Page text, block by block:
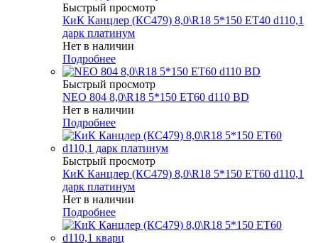
Быстрый просмотр
КиК Канцлер (КС479) 8,0\R18 5*150 ET40 d110,1
дарк платинум
Нет в наличии
Подробнее
Быстрый просмотр
NEO 804 8,0\R18 5*150 ET60 d110 BD
Нет в наличии
Подробнее
Быстрый просмотр
КиК Канцлер (КС479) 8,0\R18 5*150 ET60 d110,1
дарк платинум
Нет в наличии
Подробнее